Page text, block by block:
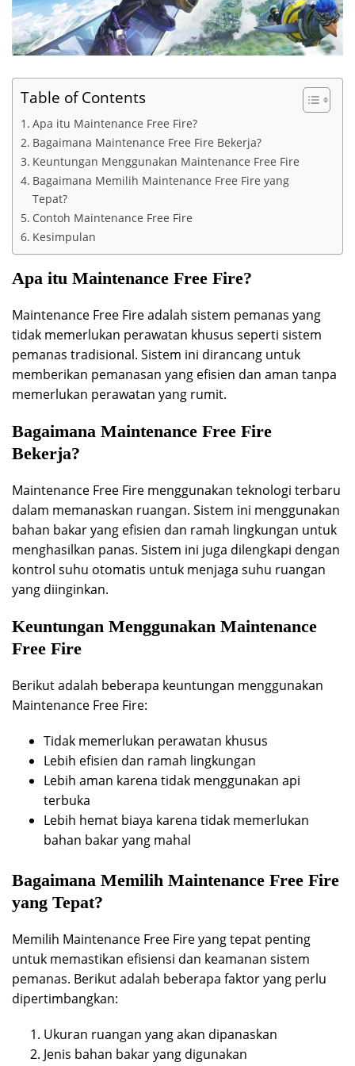
Table of Contents
Apa itu Maintenance Free Fire?
Bagaimana Maintenance Free Fire Bekerja?
Keuntungan Menggunakan Maintenance Free Fire
Bagaimana Memilih Maintenance Free Fire yang
Tepat?
Contoh Maintenance Free Fire
Kesimpulan
Apa itu Maintenance Free Fire?
Maintenance Free Fire adalah sistem pemanas yang
tidak memerlukan perawatan khusus seperti sistem
pemanas tradisional. Sistem ini dirancang untuk
memberikan pemanasan yang efisien dan aman tanpa
memerlukan perawatan yang rumit.
Bagaimana Maintenance Free Fire
Bekerja?
Maintenance Free Fire menggunakan teknologi terbaru
dalam memanaskan ruangan. Sistem ini menggunakan
bahan bakar yang efisien dan ramah lingkungan untuk
menghasilkan panas. Sistem ini juga dilengkapi dengan
kontrol suhu otomatis untuk menjaga suhu ruangan
yang diinginkan.
Keuntungan Menggunakan Maintenance
Free Fire
Berikut adalah beberapa keuntungan menggunakan
Maintenance Free Fire:
Tidak memerlukan perawatan khusus
Lebih efisien dan ramah lingkungan
Lebih aman karena tidak menggunakan api
terbuka
Lebih hemat biaya karena tidak memerlukan
bahan bakar yang mahal
Bagaimana Memilih Maintenance Free Fire
yang Tepat?
Memilih Maintenance Free Fire yang tepat penting
untuk memastikan efisiensi dan keamanan sistem
pemanas. Berikut adalah beberapa faktor yang perlu
dipertimbangkan:
Ukuran ruangan yang akan dipanaskan
Jenis bahan bakar yang digunakan